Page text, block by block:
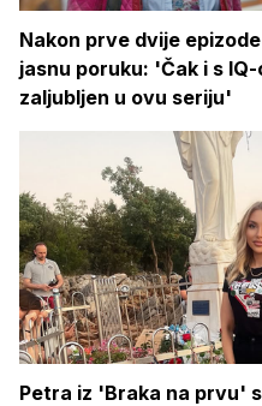
Nakon prve dvije
jasnu poruku: 'Čak i s
zaljubljen u ovu seriju'
Petra iz 'Braka na prvu'